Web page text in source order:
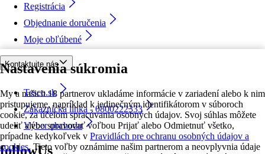
Nastavenia súkromia
My a našich 18 partnerov ukladáme informácie v zariadení alebo k nim
pristupujeme, napríklad k jedinečným identifikátorom v súboroch
cookie, za účelom spracúvania osobných údajov. Svoj súhlas môžete
udeliť alebo spravovať voľbou Prijať alebo Odmietnuť všetko,
prípadne kedykoľvek v Pravidlách pre ochranu osobných údajov a
cookies. Tieto voľby oznámime našim partnerom a neovplyvnia údaje
Registrácia
Objednanie doručenia
Moje obľúbené
Kontaktujte nás
Tesco.sk
Zákaznícka linka - 0800222333
Výber obchodu
followUs